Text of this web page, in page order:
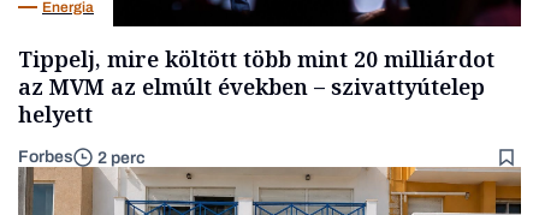
Energia
Tippelj, mire költött több mint 20 milliárdot
az MVM az elmúlt években – szivattyútelep
helyett
Forbes 2 perc